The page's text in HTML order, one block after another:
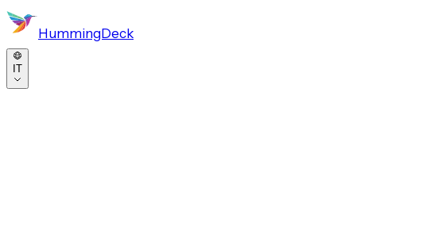
HummingDeck
IT